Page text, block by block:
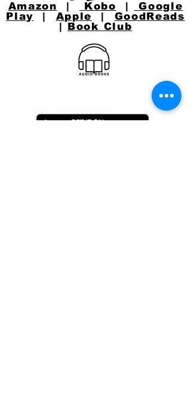
Amazon | Kobo |
Google
Play | Apple | GoodReads
| Book Club